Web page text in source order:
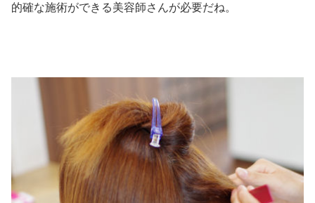
的確な施術ができる美容師さんが必要だね。